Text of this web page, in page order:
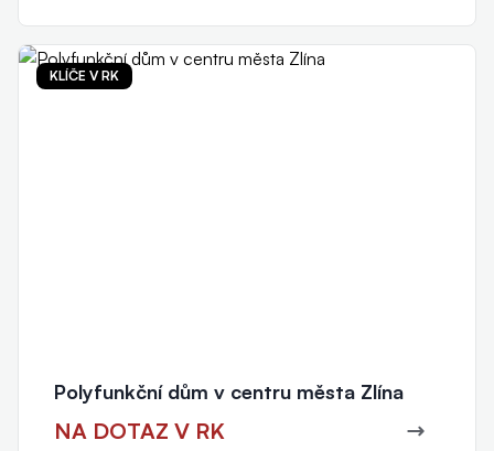
KLÍČE V RK
Polyfunkční dům v centru města Zlína
NA DOTAZ V RK